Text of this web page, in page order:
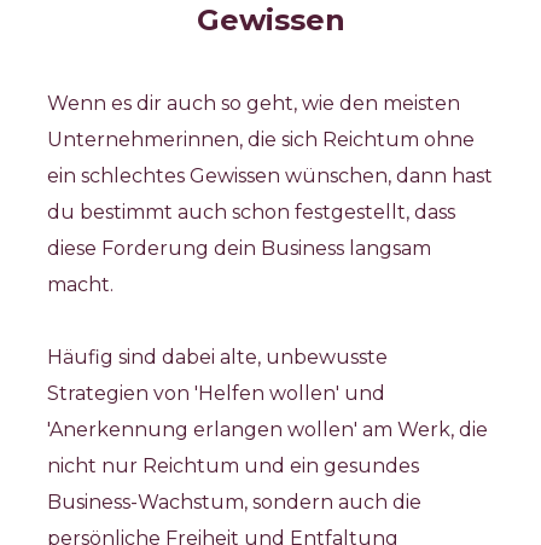
Gewissen
Wenn es dir auch so geht, wie den meisten
Unternehmerinnen, die sich Reichtum ohne
ein schlechtes Gewissen wünschen, dann hast
du bestimmt auch schon festgestellt, dass
diese Forderung dein Business langsam
macht.
Häufig sind dabei alte, unbewusste
Strategien von 'Helfen wollen' und
'Anerkennung erlangen wollen' am Werk, die
nicht nur Reichtum und ein gesundes
Business-Wachstum, sondern auch die
persönliche Freiheit und Entfaltung